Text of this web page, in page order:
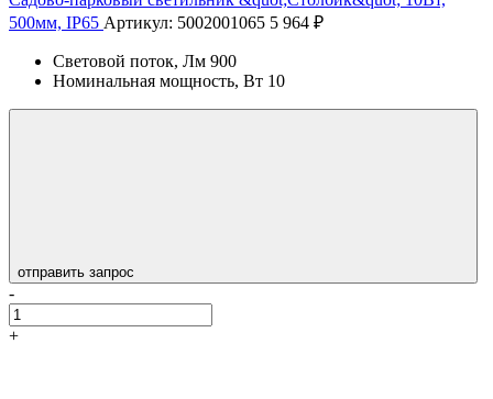
500мм, IP65 Артикул: 5002001065 5 964 ₽
Световой поток, Лм 900
Номинальная мощность, Вт 10
отправить запрос
-
+